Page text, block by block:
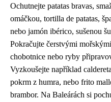
Ochutnejte patatas bravas,
omáčkou, tortilla de patatas,
nebo jamón ibérico, sušenou
Pokračujte čerstvými
chobotnice nebo ryby
Vyzkoušejte například
pokrm z humra, nebo frito
brambor. Na Baleárách si